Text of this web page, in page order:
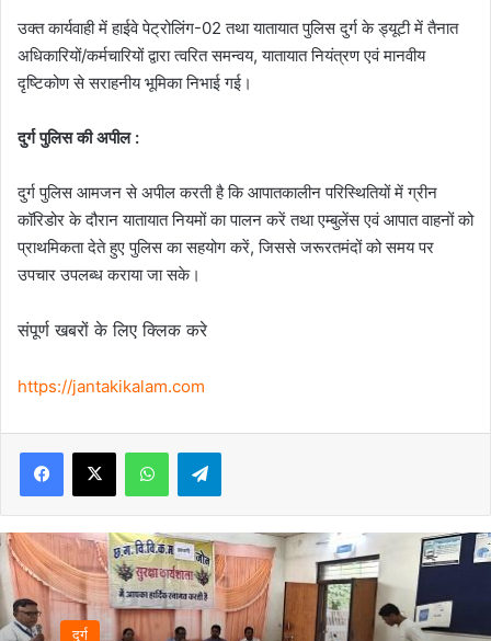
उक्त कार्यवाही में हाईवे पेट्रोलिंग-02 तथा यातायात पुलिस दुर्ग के ड्यूटी में तैनात
अधिकारियों/कर्मचारियों द्वारा त्वरित समन्वय, यातायात नियंत्रण एवं मानवीय
दृष्टिकोण से सराहनीय भूमिका निभाई गई।
दुर्ग पुलिस की अपील :
दुर्ग पुलिस आमजन से अपील करती है कि आपातकालीन परिस्थितियों में ग्रीन
कॉरिडोर के दौरान यातायात नियमों का पालन करें तथा एम्बुलेंस एवं आपात वाहनों को
प्राथमिकता देते हुए पुलिस का सहयोग करें, जिससे जरूरतमंदों को समय पर
उपचार उपलब्ध कराया जा सके।
संपूर्ण खबरों के लिए क्लिक करे
https://jantakikalam.com
Facebook
X WhatsAppTelegram
दुर्ग